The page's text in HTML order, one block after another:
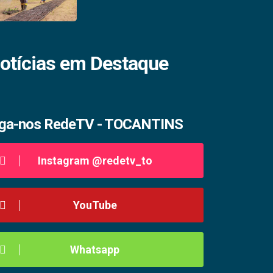
em Destaque
nos RedeTV - TOCANTINS
Instagram @redetv_to
YouTube
Whatsapp